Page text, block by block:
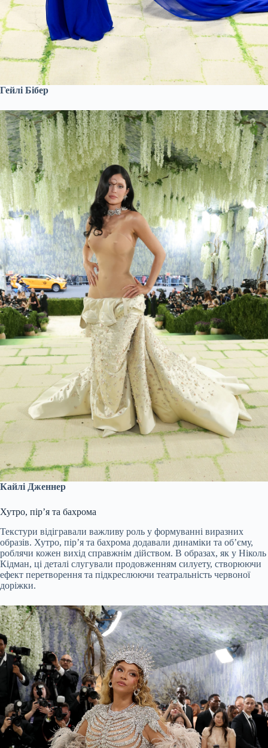
Гейлі Бібер
Кайлі Дженнер
Хутро, пірʼя та бахрома
Текстури відігравали важливу роль у формуванні виразних
образів. Хутро, пір’я та бахрома додавали динаміки та об’єму,
роблячи кожен вихід справжнім дійством. В образах, як у Ніколь
Кідман, ці деталі слугували продовженням силуету, створюючи
ефект перетворення та підкреслюючи театральність червоної
доріжки.